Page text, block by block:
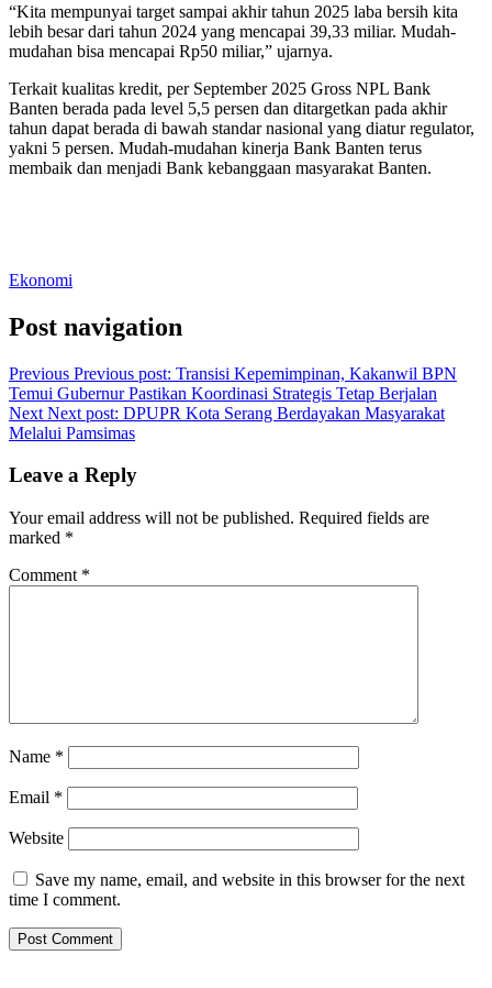
“Kita mempunyai target sampai akhir tahun 2025 laba bersih kita
lebih besar dari tahun 2024 yang mencapai 39,33 miliar. Mudah-
mudahan bisa mencapai Rp50 miliar,” ujarnya.
Terkait kualitas kredit, per September 2025 Gross NPL Bank
Banten berada pada level 5,5 persen dan ditargetkan pada akhir
tahun dapat berada di bawah standar nasional yang diatur regulator,
yakni 5 persen. Mudah-mudahan kinerja Bank Banten terus
membaik dan menjadi Bank kebanggaan masyarakat Banten.
Ekonomi
Post navigation
Previous Previous post: Transisi Kepemimpinan, Kakanwil BPN
Temui Gubernur Pastikan Koordinasi Strategis Tetap Berjalan
Next Next post: DPUPR Kota Serang Berdayakan Masyarakat
Melalui Pamsimas
Leave a Reply
Your email address will not be published. Required fields are
marked *
Comment *
Name *
Email *
Website
Save my name, email, and website in this browser for the next
time I comment.